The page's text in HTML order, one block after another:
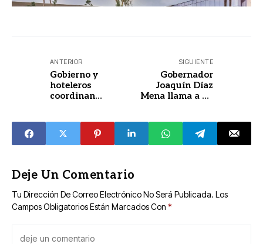
ANTERIOR
Gobierno y
hoteleros
coordinan
vialidad en Paseo
de Montejo
SIGUIENTE
Gobernador
Joaquín Díaz
Mena llama a no
de ciclones
Deje Un Comentario
Tu Dirección De Correo Electrónico No Será Publicada. Los
Campos Obligatorios Están Marcados Con *